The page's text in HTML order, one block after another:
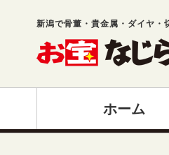
新潟で骨董・貴金属・ダイヤ・
ホーム